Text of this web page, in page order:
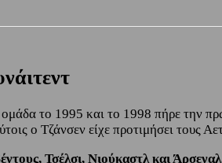
το 1995 και το 1998 πήρε την
ο Τζάνσεν είχε προτιμήσει τους
Τσέλσι, Νιούκαστλ και